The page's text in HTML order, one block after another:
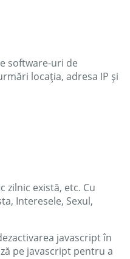
software-uri de
locația, adresa IP și
există, etc. Cu
Interesele, Sexul,
javascript în
pe javascript pentru a